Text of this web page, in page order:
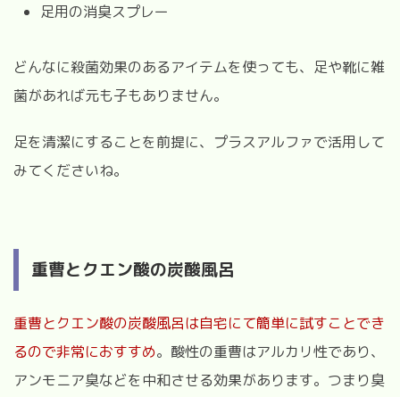
足用の消臭スプレー
どんなに殺菌効果のあるアイテムを使っても、足や靴に雑
菌があれば元も子もありません。
足を清潔にすることを前提に、プラスアルファで活用して
みてくださいね。
重曹とクエン酸の炭酸風呂
重曹とクエン酸の炭酸風呂は自宅にて簡単に試すことでき
るので非常におすすめ。 酸性の重曹はアルカリ性であり、
アンモニア臭などを中和させる効果があります。つまり臭